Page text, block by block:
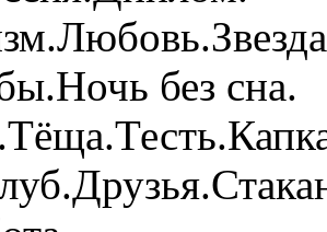
без сна.